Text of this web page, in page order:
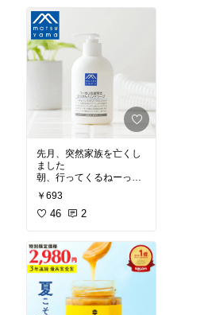
先月、突然家族を亡くし
ました
朝、行ってくるねーって
元気に出て行ったのに
そのまま帰ってきません
事故でしたが
顔を見ることも
体に触れることも叶わな
いまま火葬を済ませまし
た。
￥693
46 2